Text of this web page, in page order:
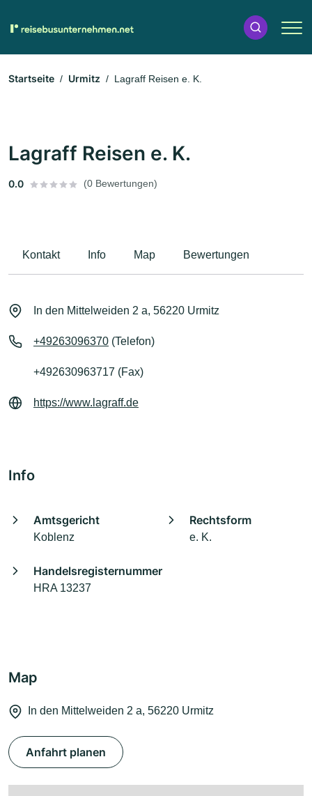
Startseite Urmitz Lagraff Reisen e. K.
Lagraff Reisen e. K.
0.0 (0 Bewertungen)
Kontakt Info Map Bewertungen
In den Mittelweiden 2 a, 56220 Urmitz
+49263096370 (Telefon)
+492630963717 (Fax)
https://www.lagraff.de
Info
Amtsgericht
Koblenz
Rechtsform
e. K.
Handelsregisternummer
HRA 13237
Map
In den Mittelweiden 2 a, 56220 Urmitz
Anfahrt planen